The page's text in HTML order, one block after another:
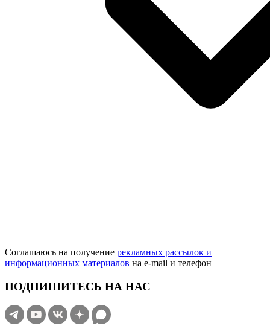
Соглашаюсь на получение рекламных рассылок и
информационных материалов на e‑mail и телефон
ПОДПИШИТЕСЬ НА НАС